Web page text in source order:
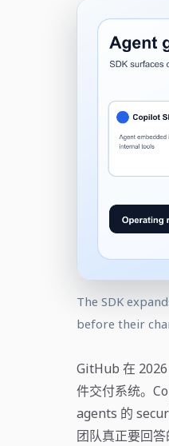
The SDK
before their
GitHub 在
件交付系统。
agents 的
团队真正要回